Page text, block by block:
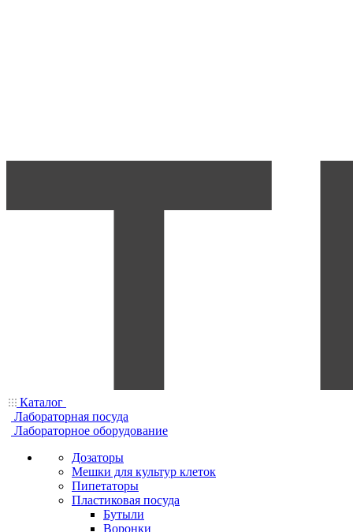
Каталог
Лабораторная посуда
Лабораторное оборудование
Дозаторы
Мешки для культур клеток
Пипетаторы
Пластиковая посуда
Бутыли
Воронки